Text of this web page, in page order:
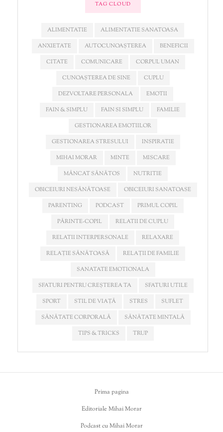
TAG CLOUD
ALIMENTATIE
ALIMENTATIE SANATOASA
ANXIETATE
AUTOCUNOAȘTEREA
BENEFICII
CITATE
COMUNICARE
CORPUL UMAN
CUNOAȘTEREA DE SINE
CUPLU
DEZVOLTARE PERSONALA
EMOTII
FAIN & SIMPLU
FAIN SI SIMPLU
FAMILIE
GESTIONAREA EMOTIILOR
GESTIONAREA STRESULUI
INSPIRATIE
MIHAI MORAR
MINTE
MISCARE
MÂNCAT SĂNĂTOS
NUTRITIE
OBICEIURI NESĂNĂTOASE
OBICEIURI SANATOASE
PARENTING
PODCAST
PRIMUL COPIL
PĂRINTE-COPIL
RELATII DE CUPLU
RELATII INTERPERSONALE
RELAXARE
RELAȚIE SĂNĂTOASĂ
RELAȚII DE FAMILIE
SANATATE EMOTIONALA
SFATURI PENTRU CREȘTEREA TA
SFATURI UTILE
SPORT
STIL DE VIAȚĂ STRES
SUFLET
SĂNĂTATE CORPORALĂ
SĂNĂTATE MINTALĂ
TIPS & TRICKS
TRUP
Prima pagina
Editoriale Mihai Morar
Podcast cu Mihai Morar